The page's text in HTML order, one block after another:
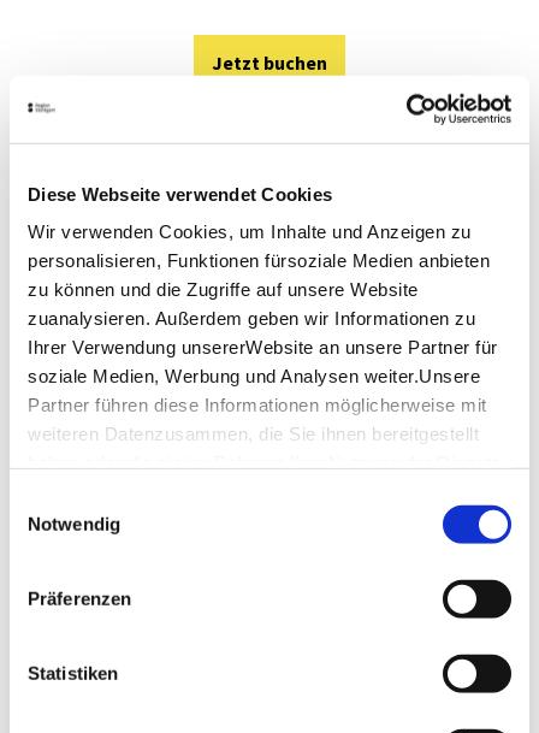
Diese Webseite verwendet Cookies
Wir verwenden Cookies, um Inhalte und Anzeigen zu
personalisieren, Funktionen fürsoziale Medien anbieten
zu können und die Zugriffe auf unsere Website
zuanalysieren. Außerdem geben wir Informationen zu
Ihrer Verwendung unsererWebsite an unsere Partner für
soziale Medien, Werbung und Analysen weiter.Unsere
Partner führen diese Informationen möglicherweise mit
weiteren Datenzusammen, die Sie ihnen bereitgestellt
Impressum
Notwendig
Präferenzen
Statistiken
Jetzt buchen